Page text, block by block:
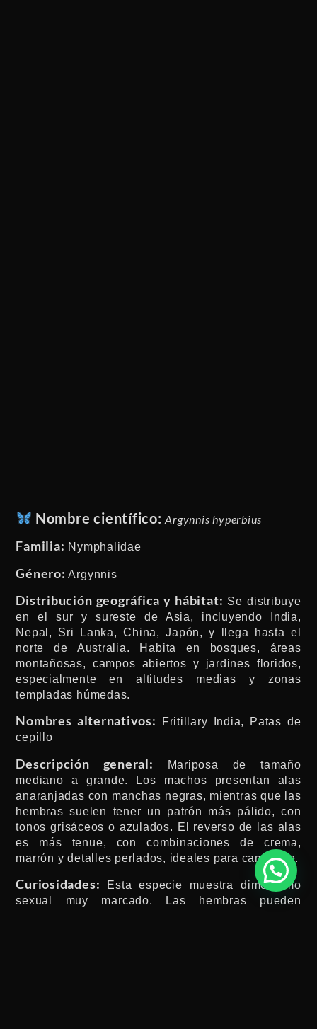
Nombre científico: Argynnis hyperbius
Familia: Nymphalidae
Género: Argynnis
Distribución geográfica y hábitat: Se distribuye
en el sur y sureste de Asia, incluyendo India,
Nepal, Sri Lanka, China, Japón, y llega hasta el
norte de Australia. Habita en bosques, áreas
montañosas, campos abiertos y jardines floridos,
especialmente en altitudes medias y zonas
templadas húmedas.
Nombres alternativos:
Fritillary India, Patas de
cepillo
Descripción general:
Mariposa de tamaño
mediano a grande. Los machos presentan alas
anaranjadas con manchas negras, mientras que las
hembras suelen tener un patrón más pálido, con
tonos grisáceos o azulados. El reverso de las alas
es más tenue, con combinaciones de crema,
marrón y detalles perlados, ideales para camuflaje.
Curiosidades: Esta especie muestra dimorfismo
sexual muy marcado. Las hembras pueden